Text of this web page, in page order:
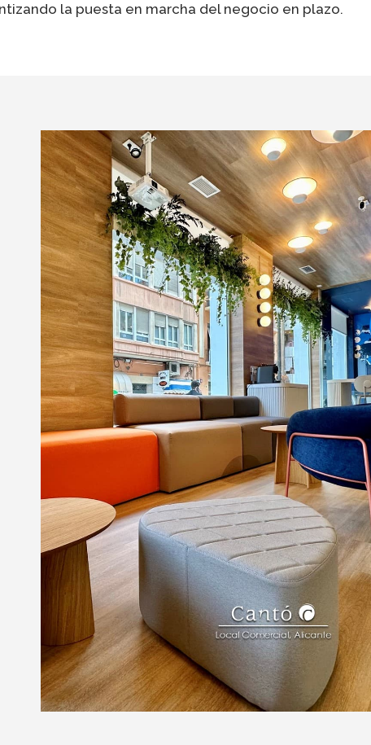
la puesta en marcha del negocio en plazo.